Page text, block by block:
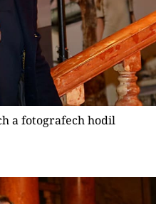
a fotografech hodil